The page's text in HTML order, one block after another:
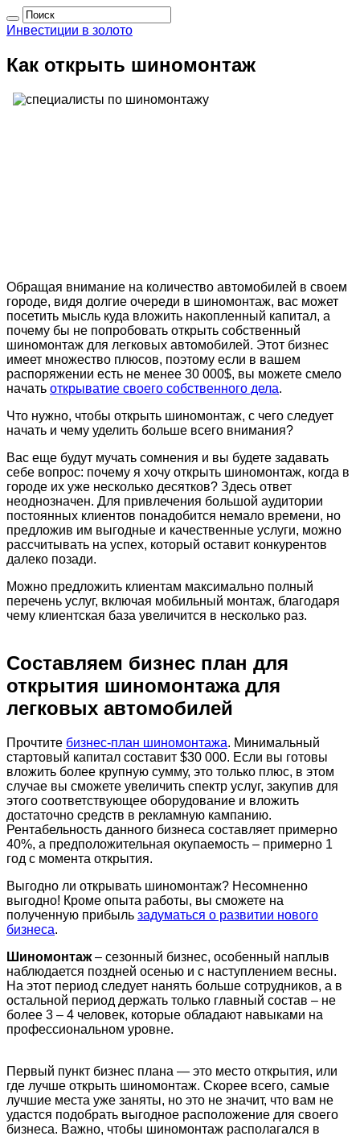
Инвестиции в золото
Как открыть шиномонтаж
Обращая внимание на количество автомобилей в своем
городе, видя долгие очереди в шиномонтаж, вас может
посетить мысль куда вложить накопленный капитал, а
почему бы не попробовать открыть собственный
шиномонтаж для легковых автомобилей. Этот бизнес
имеет множество плюсов, поэтому если в вашем
распоряжении есть не менее 30 000$, вы можете смело
начать открыватие своего собственного дела.
Что нужно, чтобы открыть шиномонтаж, с чего следует
начать и чему уделить больше всего внимания?
Вас еще будут мучать сомнения и вы будете задавать
себе вопрос: почему я хочу открыть шиномонтаж, когда в
городе их уже несколько десятков? Здесь ответ
неоднозначен. Для привлечения большой аудитории
постоянных клиентов понадобится немало времени, но
предложив им выгодные и качественные услуги, можно
рассчитывать на успех, который оставит конкурентов
далеко позади.
Можно предложить клиентам максимально полный
перечень услуг, включая мобильный монтаж, благодаря
чему клиентская база увеличится в несколько раз.
Составляем бизнес план для
открытия шиномонтажа для
легковых автомобилей
Прочтите бизнес-план шиномонтажа. Минимальный
стартовый капитал составит $30 000. Если вы готовы
вложить более крупную сумму, это только плюс, в этом
случае вы сможете увеличить спектр услуг, закупив для
этого соответствующее оборудование и вложить
достаточно средств в рекламную кампанию.
Рентабельность данного бизнеса составляет примерно
40%, а предположительная окупаемость – примерно 1
год с момента открытия.
Выгодно ли открывать шиномонтаж? Несомненно
выгодно! Кроме опыта работы, вы сможете на
полученную прибыль задуматься о развитии нового
бизнеса.
Шиномонтаж– сезонный бизнес, особенный наплыв
наблюдается поздней осенью и с наступлением весны.
На этот период следует нанять больше сотрудников, а в
остальной период держать только главный состав – не
более 3 – 4 человек, которые обладают навыками на
профессиональном уровне.
Первый пункт бизнес плана — это место открытия, или
где лучше открыть шиномонтаж. Скорее всего, самые
лучшие места уже заняты, но это не значит, что вам не
удастся подобрать выгодное расположение для своего
бизнеса. Важно, чтобы шиномонтаж располагался в